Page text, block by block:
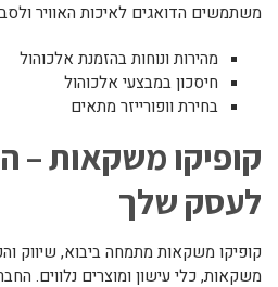
משתמשים הדואגים לאיכות האוויר
מהירות ונוחות בהזמנת אלכוהול
חיסכון במבצעי אלכוהול
בחירת וופורייזר מתאים
קופיקו משקאות –
לעסק שלך
קופיקו משקאות מתמחה ביבוא, שיווק
משקאות, כלי עישון ומוצרים נלווים.